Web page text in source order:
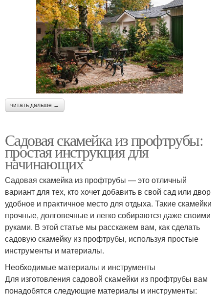
читать дальше →
Садовая скамейка из профтрубы:
простая инструкция для
начинающих
Садовая скамейка из профтрубы — это отличный
вариант для тех, кто хочет добавить в свой сад или двор
удобное и практичное место для отдыха. Такие скамейки
прочные, долговечные и легко собираются даже своими
руками. В этой статье мы расскажем вам, как сделать
садовую скамейку из профтрубы, используя простые
инструменты и материалы.
Необходимые материалы и инструменты
Для изготовления садовой скамейки из профтрубы вам
понадобятся следующие материалы и инструменты: